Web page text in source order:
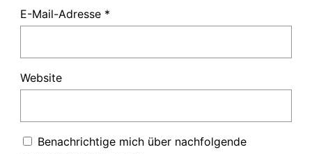
E-Mail-Adresse *
Website
Benachrichtige mich über nachfolgende